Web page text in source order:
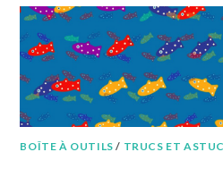
BOÎTE À OUTILS / TRUCS ET